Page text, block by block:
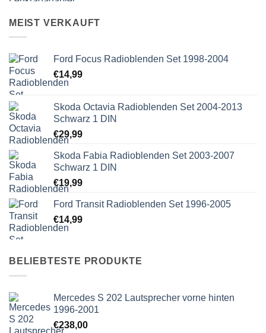
MEIST VERKAUFT
Ford Focus Radioblenden Set 1998-2004
€14,99
Skoda Octavia Radioblenden Set 2004-2013
Schwarz 1 DIN
€29,99
Skoda Fabia Radioblenden Set 2003-2007
Schwarz 1 DIN
€19,99
Ford Transit Radioblenden Set 1996-2005
€14,99
BELIEBTESTE PRODUKTE
Mercedes S 202 Lautsprecher vorne hinten
1996-2001
€238,00